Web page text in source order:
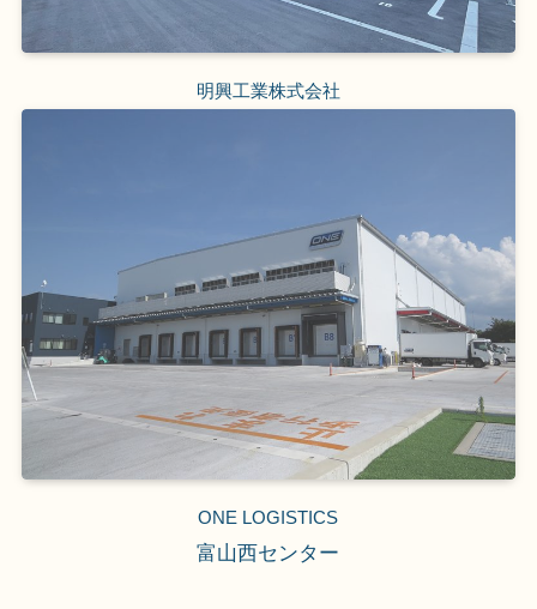
明興工業株式会社
ONE LOGISTICS
富山西センター